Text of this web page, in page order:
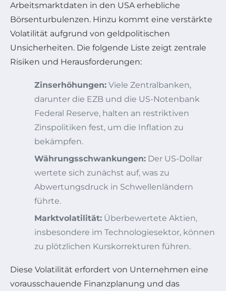
Arbeitsmarktdaten in den USA erhebliche
Börsenturbulenzen. Hinzu kommt eine verstärkte
Volatilität aufgrund von geldpolitischen
Unsicherheiten. Die folgende Liste zeigt zentrale
Risiken und Herausforderungen:
Zinserhöhungen: Viele Zentralbanken,
darunter die EZB und die US-Notenbank
Federal Reserve, halten an restriktiven
Zinspolitiken fest, um die Inflation zu
bekämpfen.
Währungsschwankungen: Der US-Dollar
wertete sich zunächst auf, was zu
Abwertungsdruck in Schwellenländern
führte.
Marktvolatilität: Überbewertete Aktien,
insbesondere im Technologiesektor, können
zu plötzlichen Kurskorrekturen führen.
Diese Volatilität erfordert von Unternehmen eine
vorausschauende Finanzplanung und das